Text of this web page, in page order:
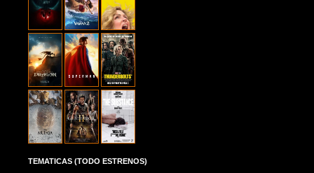
TEMATICAS (TODO ESTRENOS)